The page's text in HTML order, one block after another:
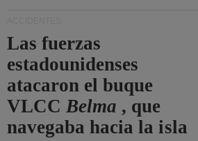
Las fuerzas
estadounidenses
atacaron el buque
VLCCBelma , que
navegaba hacia la isla